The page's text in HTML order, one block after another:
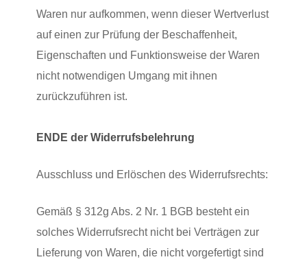
Waren nur aufkommen, wenn dieser Wertverlust
auf einen zur Prüfung der Beschaffenheit,
Eigenschaften und Funktionsweise der Waren
nicht notwendigen Umgang mit ihnen
zurückzuführen ist.
ENDE der Widerrufsbelehrung
Ausschluss und Erlöschen des Widerrufsrechts:
Gemäß § 312g Abs. 2 Nr. 1 BGB besteht ein
solches Widerrufsrecht nicht bei Verträgen zur
Lieferung von Waren, die nicht vorgefertigt sind